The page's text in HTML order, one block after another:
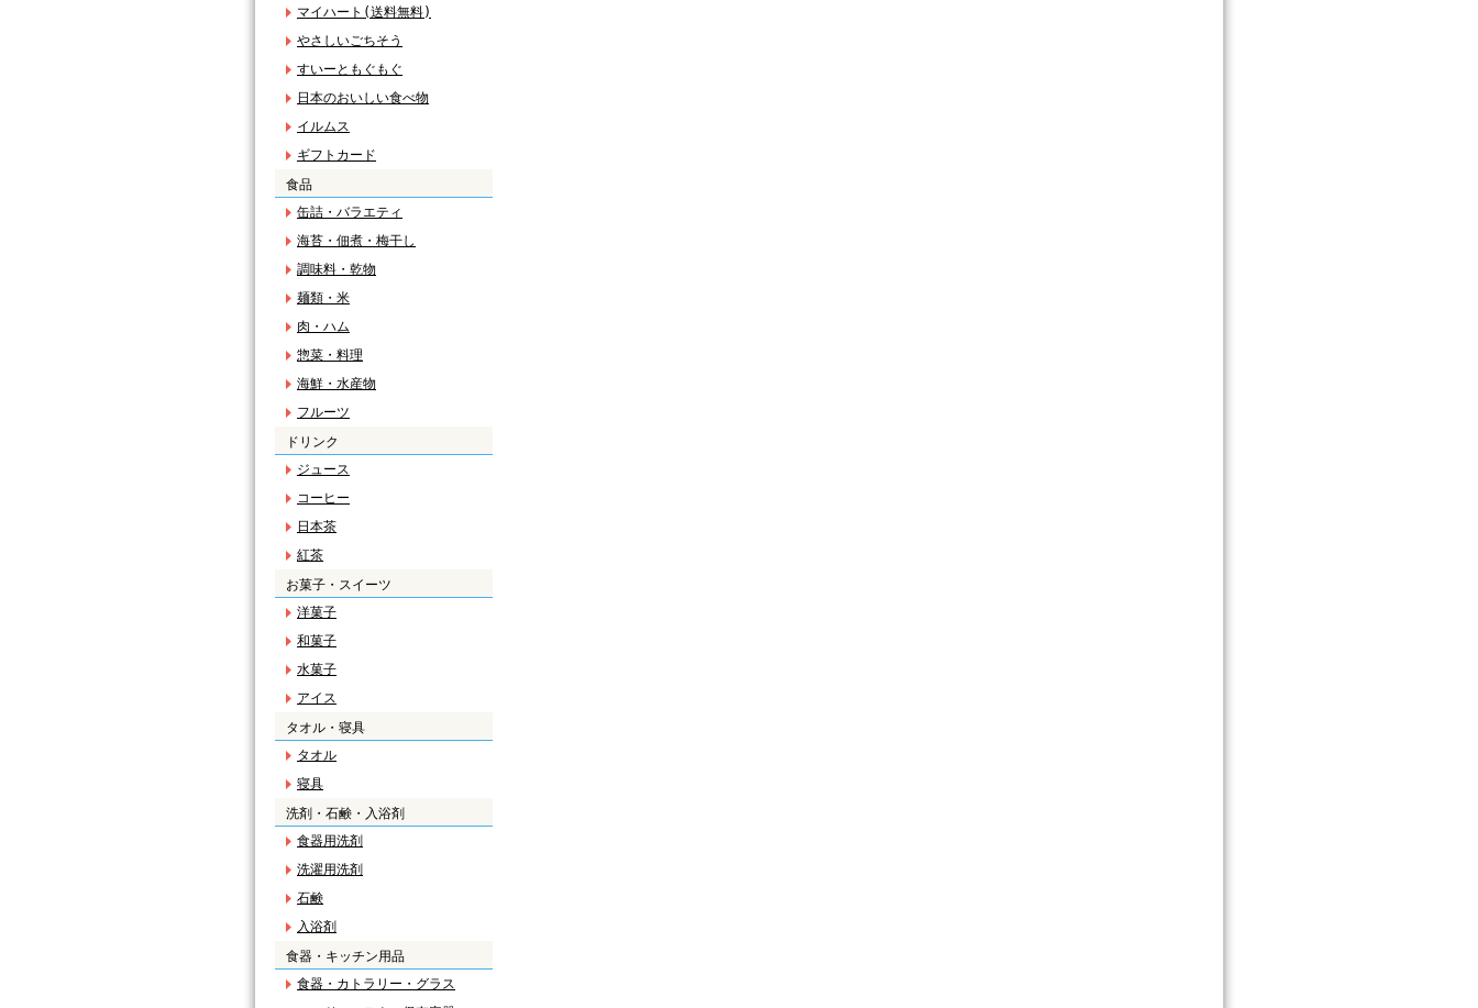
マイハート(送料無料)
やさしいごちそう
すいーともぐもぐ
日本のおいしい食べ物
イルムス
ギフトカード
食品
缶詰・バラエティ
海苔・佃煮・梅干し
調味料・乾物
麺類・米
肉・ハム
惣菜・料理
海鮮・水産物
フルーツ
ドリンク
ジュース
コーヒー
日本茶
紅茶
お菓子・スイーツ
洋菓子
和菓子
水菓子
アイス
タオル・寝具
タオル
寝具
洗剤・石鹸・入浴剤
食器用洗剤
洗濯用洗剤
石鹸
入浴剤
食器・キッチン用品
食器・カトラリー・グラス